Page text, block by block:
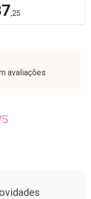
,25
Desconto
Menos
avaliações